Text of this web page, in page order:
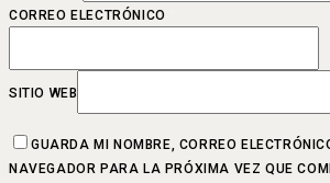
CORREO ELECTRÓNICO
SITIO WEB
GUARDA MI NOMBRE, CORREO
NAVEGADOR PARA LA PRÓXIMA VEZ QUE